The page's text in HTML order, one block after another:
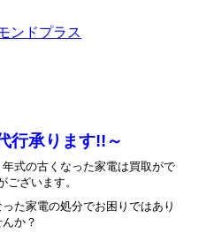
ンドプラス
行承ります!!～
式の古くなった家電は買取がで
ございます。
た家電の処分でお困りではあり
んか？